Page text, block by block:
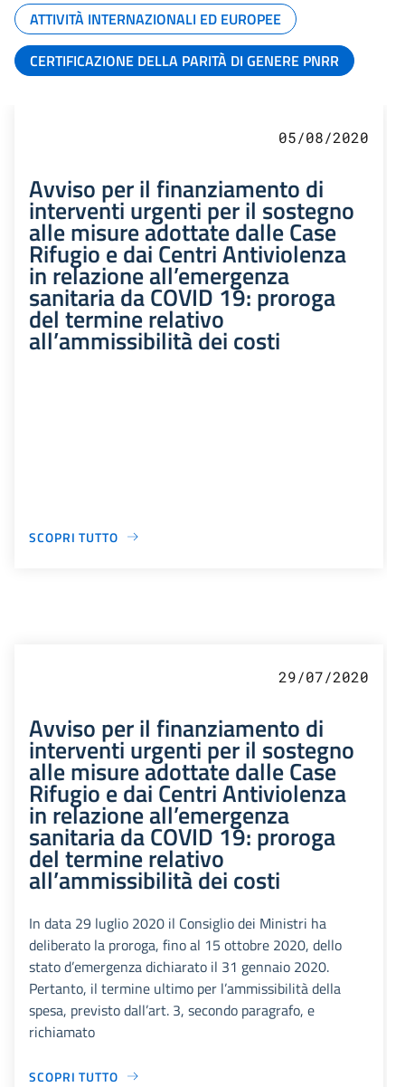
ATTIVITÀ INTERNAZIONALI ED EUROPEE
CERTIFICAZIONE DELLA PARITÀ DI GENERE PNRR
05/08/2020
Avviso per il finanziamento di
interventi urgenti per il sostegno
alle misure adottate dalle Case
Rifugio e dai Centri Antiviolenza
in relazione all’emergenza
sanitaria da COVID 19: proroga
del termine relativo
all’ammissibilità dei costi
SCOPRI TUTTO
29/07/2020
Avviso per il finanziamento di
interventi urgenti per il sostegno
alle misure adottate dalle Case
Rifugio e dai Centri Antiviolenza
in relazione all’emergenza
sanitaria da COVID 19: proroga
del termine relativo
all’ammissibilità dei costi
In data 29 luglio 2020 il Consiglio dei Ministri ha
deliberato la proroga, fino al 15 ottobre 2020, dello
stato d’emergenza dichiarato il 31 gennaio 2020.
Pertanto, il termine ultimo per l’ammissibilità della
spesa, previsto dall’art. 3, secondo paragrafo, e
richiamato
SCOPRI TUTTO